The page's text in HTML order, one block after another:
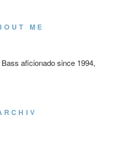
ME
aficionado since 1994,